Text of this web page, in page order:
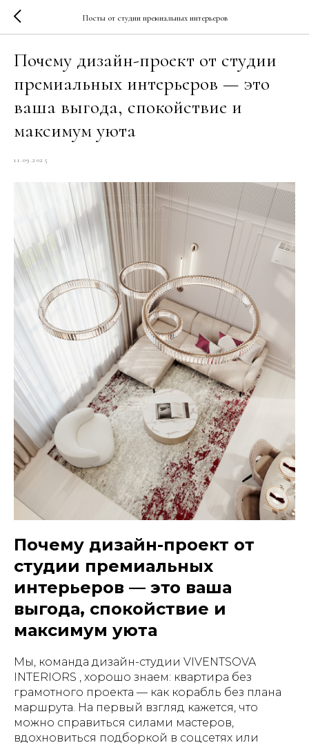
Посты от студии премиальных интерьеров
Почему дизайн-проект от студии
премиальных интерьеров — это
ваша выгода, спокойствие и
максимум уюта
11.09.2025
Почему дизайн-проект от
студии премиальных
интерьеров — это ваша
выгода, спокойствие и
максимум уюта
Мы, команда дизайн-студии VIVENTSOVA
INTERIORS , хорошо знаем: квартира без
грамотного проекта — как корабль без плана
маршрута. На первый взгляд кажется, что
можно справиться силами мастеров,
вдохновиться подборкой в соцсетях или